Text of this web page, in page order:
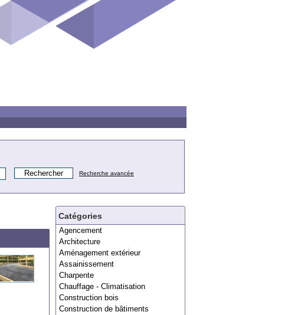
Recherche avancée
Catégories
Agencement
Architecture
Aménagement extérieur
Assainissement
Charpente
Chauffage - Climatisation
Construction bois
Construction de bâtiments